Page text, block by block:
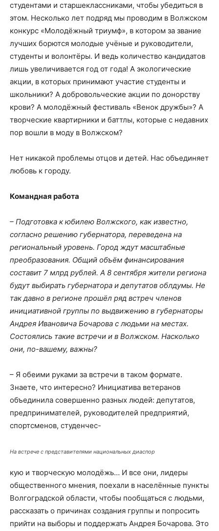
студентами и старшеклассниками, чтобы убедиться в
этом. Несколько лет подряд мы проводим в Волжском
конкурс «Молодёжный триумф», в котором за звание
лучших борются молодые учёные и руководители,
студенты и волонтёры. И ведь количество кандидатов
лишь увеличивается год от года! А экологические
акции, в которых принимают участие студенты и
школьники? А добровольческие акции по донорству
крови? А молодёжный фестиваль «Венок дружбы»? А
творческие квартирники и баттлы, которые с недавних
пор вошли в моду в Волжском?
Нет никакой проблемы отцов и детей. Нас объединяет
любовь к городу.
Командная работа
– Подготовка к юбилею Волжского, как известно,
согласно решению губернатора, переведена на
региональный уровень. Город ждут масштабные
преобразования. Общий объём финансирования
составит 7 млрд рублей. А 8 сентября жители региона
будут выбирать губернатора и депутатов облдумы. Не
так давно в регионе прошёл ряд встреч членов
инициативной группы по выдвижению в губернаторы
Андрея Ивановича Бочарова с людьми на местах.
Состоялись такие встречи и в Волжском. Насколько
они, по-вашему, важны?
– Я обеими руками за встречи в таком формате.
Знаете, что интересно? Инициатива ветеранов
объединила совершенно разных людей: депутатов,
предпринимателей, руководителей предприятий,
спортсменов, студенчес-
На встрече с представителями национальных диаспор
кую и творческую молодёжь… И все они, лидеры
общественного мнения, поехали в населённые пункты
Волгоградской области, чтобы пообщаться с людьми,
рассказать о причинах создания группы и попросить
прийти на выборы и поддержать Андрея Бочарова. Это